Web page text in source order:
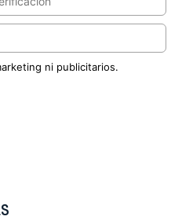
ni publicitarios.